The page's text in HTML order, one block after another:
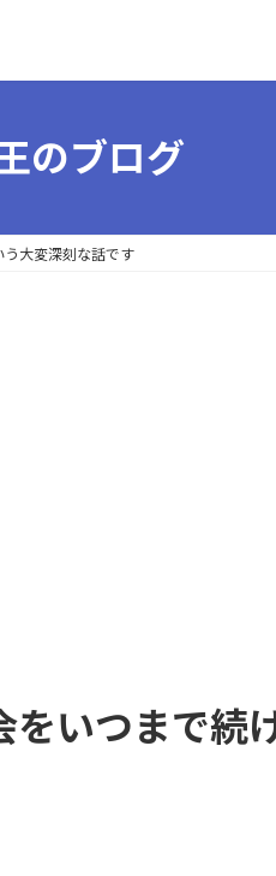
のブログ
大変深刻な話です
いつまで続